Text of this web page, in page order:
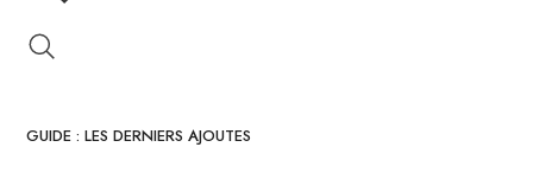
GUIDE : LES DERNIERS AJOUTES